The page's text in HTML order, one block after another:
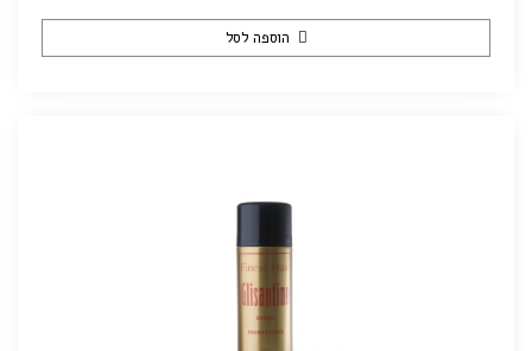
הוספה לסל